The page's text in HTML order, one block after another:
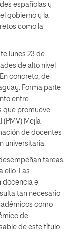
españolas y
gobierno y la
como la
lunes 23 de
de alto nivel
concreto, de
Forma parte
entre
que promueve
Mejía
de docentes
universitaria.
tareas
ello. Las
docencia e
tan necesario
como
de
de este título.